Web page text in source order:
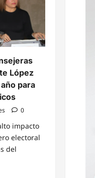
López
para
0
impacto
electoral
del